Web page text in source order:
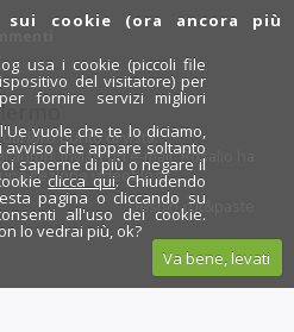
loro punto di vista.
autori: inviaci un'e-mail. Rosalio ha
sezionevideoblog.
Designcut&paste
x
Instagram
sui cookie (ora ancora più
usa i cookie (piccoli file
del visitatore) per
fornire servizi migliori
vuole che te lo diciamo,
avviso che appare soltanto
saperne di più o negare il
clicca qui. Chiudendo
pagina o cliccando su
all'uso dei cookie.
lo vedrai più, ok?
Va bene, levati